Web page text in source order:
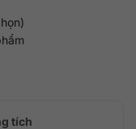
tích